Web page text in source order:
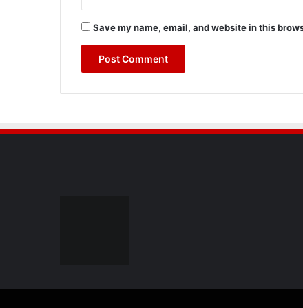
Save my name, email, and website in this